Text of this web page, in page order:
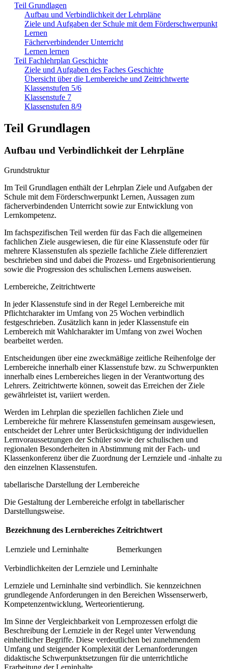
Teil Grundlagen
Aufbau und Verbindlichkeit der Lehrpläne
Ziele und Aufgaben der Schule mit dem Förderschwerpunkt
Lernen
Fächerverbindender Unterricht
Lernen lernen
Teil Fachlehrplan Geschichte
Ziele und Aufgaben des Faches Geschichte
Übersicht über die Lernbereiche und Zeitrichtwerte
Klassenstufen 5/6
Klassenstufe 7
Klassenstufen 8/9
Teil Grundlagen
Aufbau und Verbindlichkeit der Lehrpläne
Grundstruktur
Im Teil Grundlagen enthält der Lehrplan Ziele und Aufgaben der
Schule mit dem Förderschwerpunkt Lernen, Aussagen zum
fächerverbindenden Unterricht sowie zur Entwicklung von
Lernkompetenz.
Im fachspezifischen Teil werden für das Fach die allgemeinen
fachlichen Ziele ausgewiesen, die für eine Klassenstufe oder für
mehrere Klassenstufen als spezielle fachliche Ziele differenziert
beschrieben sind und dabei die Prozess- und Ergebnisorientierung
sowie die Progression des schulischen Lernens ausweisen.
Lernbereiche, Zeitrichtwerte
In jeder Klassenstufe sind in der Regel Lernbereiche mit
Pflichtcharakter im Umfang von 25 Wochen verbindlich
festgeschrieben. Zusätzlich kann in jeder Klassenstufe ein
Lernbereich mit Wahlcharakter im Umfang von zwei Wochen
bearbeitet werden.
Entscheidungen über eine zweckmäßige zeitliche Reihenfolge der
Lernbereiche innerhalb einer Klassenstufe bzw. zu Schwerpunkten
innerhalb eines Lernbereiches liegen in der Verantwortung des
Lehrers. Zeitrichtwerte können, soweit das Erreichen der Ziele
gewährleistet ist, variiert werden.
Werden im Lehrplan die speziellen fachlichen Ziele und
Lernbereiche für mehrere Klassenstufen gemeinsam ausgewiesen,
entscheidet der Lehrer unter Berücksichtigung der individuellen
Lernvoraussetzungen der Schüler sowie der schulischen und
regionalen Besonderheiten in Abstimmung mit der Fach- und
Klassenkonferenz über die Zuordnung der Lernziele und -inhalte zu
den einzelnen Klassenstufen.
tabellarische Darstellung der Lernbereiche
Die Gestaltung der Lernbereiche erfolgt in tabellarischer
Darstellungsweise.
Bezeichnung des Lernbereiches Zeitrichtwert
Lernziele und Lerninhalte Bemerkungen
Verbindlichkeiten der Lernziele und Lerninhalte
Lernziele und Lerninhalte sind verbindlich. Sie kennzeichnen
grundlegende Anforderungen in den Bereichen Wissenserwerb,
Kompetenzentwicklung, Werteorientierung.
Im Sinne der Vergleichbarkeit von Lernprozessen erfolgt die
Beschreibung der Lernziele in der Regel unter Verwendung
einheitlicher Begriffe. Diese verdeutlichen bei zunehmendem
Umfang und steigender Komplexität der Lernanforderungen
didaktische Schwerpunktsetzungen für die unterrichtliche